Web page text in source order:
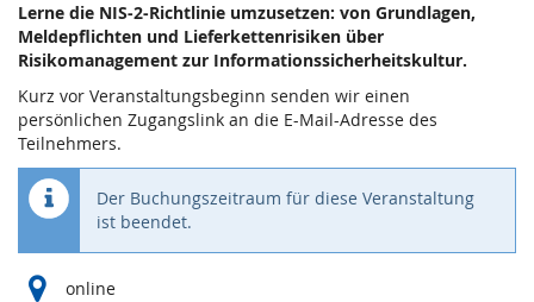
Lerne die NIS-2-Richtlinie umzusetzen: von Grundlagen,
Meldepflichten und Lieferkettenrisiken über
Risikomanagement zur Informationssicherheitskultur.
Kurz vor Veranstaltungsbeginn senden wir einen
persönlichen Zugangslink an die E-Mail-Adresse des
Teilnehmers.
Der Buchungszeitraum für diese Veranstaltung
ist beendet.
online